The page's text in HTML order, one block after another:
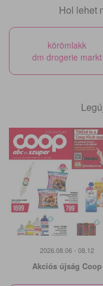
Hol lehet
körömlakk
dm drogerie markt
2026.08.06 - 08.12
Akciós újság Coop